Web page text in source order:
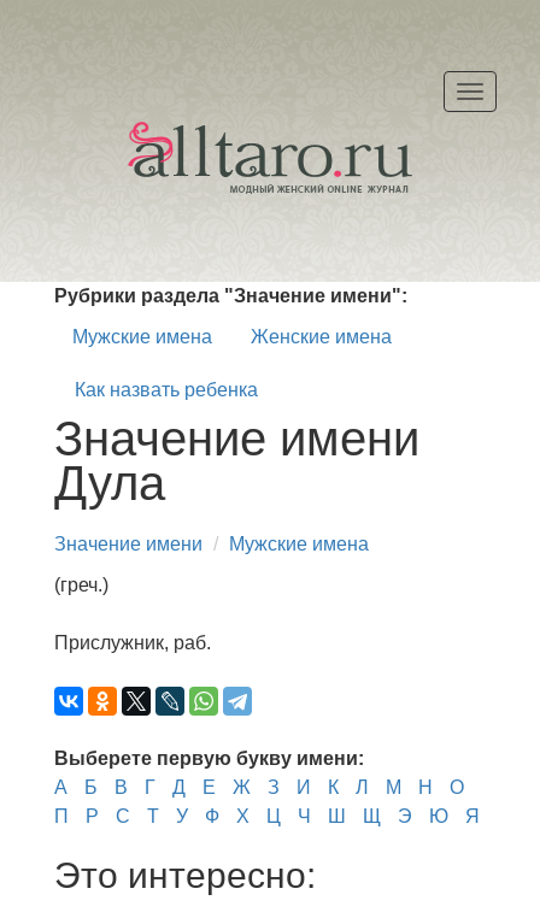
Меню
Рубрики раздела "Значение имени":
Мужские имена
Женские имена
Как назвать ребенка
Значение имени
Дула
Значение имени
Мужские имена
(греч.)
Прислужник, раб.
Выберете первую букву имени:
А
Б В Г Д Е Ж З И К Л М Н
О
П
Р С Т У Ф Х Ц Ч Ш Щ Э Ю Я
Это интересно: